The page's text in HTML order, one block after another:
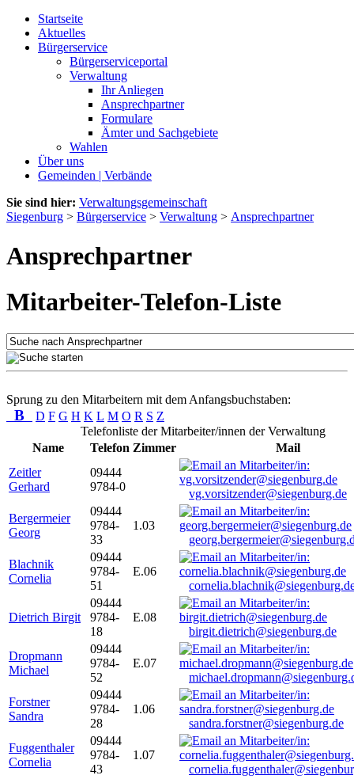
Startseite
Aktuelles
Bürgerservice
Bürgerserviceportal
Verwaltung
Ihr Anliegen
Ansprechpartner
Formulare
Ämter und Sachgebiete
Wahlen
Über uns
Gemeinden | Verbände
Sie sind hier: Verwaltungsgemeinschaft
Siegenburg > Bürgerservice > Verwaltung > Ansprechpartner
Ansprechpartner
Mitarbeiter-Telefon-Liste
Sprung zu den Mitarbeitern mit dem Anfangsbuchstaben:
B D F G H K L M O R S Z
Telefonliste der Mitarbeiter/innen der Verwaltung
Name
Telefon Zimmer
Mail
Zeitler
Gerhard
09444
9784-0
vg.vorsitzender@siegenburg.de
Bergermeier
Georg
09444
9784-
33
1.03
Blachnik
Cornelia
09444
9784-
51
E.06
Dietrich Birgit
09444
9784-
18
E.08
birgit.dietrich@siegenburg.de
Dropmann
Michael
09444
9784-
52
E.07
Forstner
Sandra
09444
9784-
28
1.06
sandra.forstner@siegenburg.de
Fuggenthaler
Cornelia
09444
9784-
43
1.07